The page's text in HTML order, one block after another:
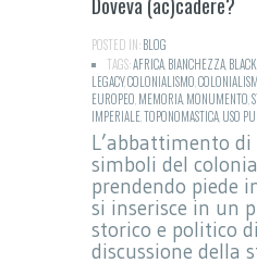
POSTED IN:BLOG
TAGS:AFRICA BIANCHEZZA
LEGACY,COLONIALISMO
EUROPEO MEMORIA MONUMENTO
IMPERIALETOPONOMASTICA USO
L’abbattimento
simboli del
prendendo piede
si inserisce in un
storico e politico
discussione della